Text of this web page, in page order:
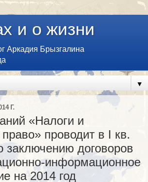
и о жизни
Аркадия Брызгалина
▼
Г.
«Налоги и
проводит в I кв.
заключению договоров
информационное
на 2014 год